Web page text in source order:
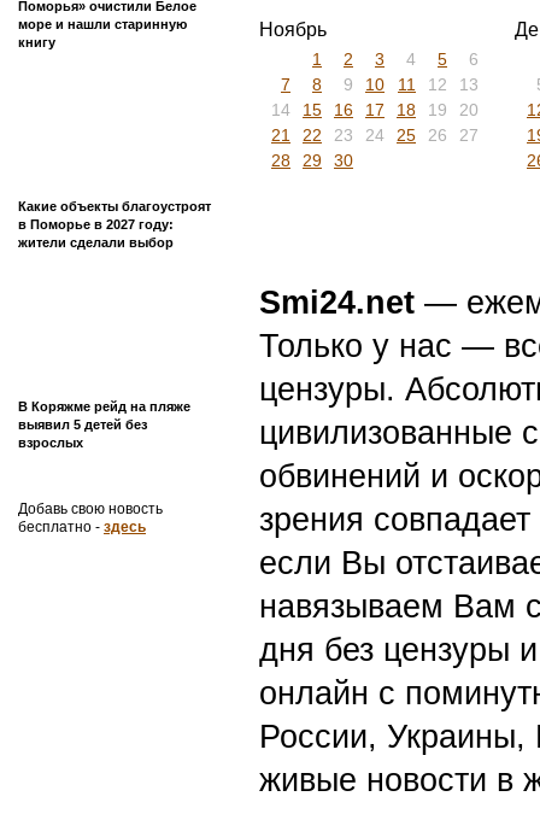
Поморья» очистили Белое
море и нашли старинную
книгу
Какие объекты благоустроят
в Поморье в 2027 году:
жители сделали выбор
В Коряжме рейд на пляже
выявил 5 детей без
взрослых
Добавь свою новость
бесплатно - здесь
Ноябрь
1 2 3 4 5
6
7
8 9 10 11 12
13
14
15 16 17 18 19
20
21
22 23 24 25 26
27
28
29 30
Smi24.net —
Только у нас —
цензуры.
цивилизованные
обвинений и
зрения
если Вы
навязываем Вам
дня без цензуры
онлайн с
России,
живые новости в